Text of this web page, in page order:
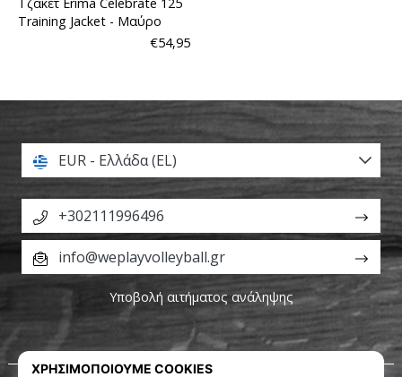
Training Jacket - Μαύρο
€54,95
EUR - Ελλάδα (EL)
+302111996496
info@weplayvolleyball.gr
Υποβολή αιτήματος ανάληψης